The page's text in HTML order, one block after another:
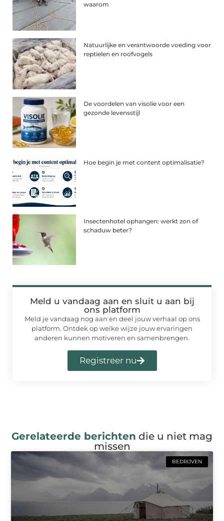
waarom
Natuurlijke en verantwoorde voeding voor
reptielen en roofvogels
De voordelen van visolie voor een
gezonde levensstijl
Hoe begin je met content optimalisatie?
Insectenhotel ophangen: werkt zon of
schaduw beter?
Meld u vandaag aan en sluit u aan bij
ons platform
Meld je vandaag nog aan en deel jouw verhaal op ons
platform. Ontdek op welke wijze jouw ervaringen
anderen kunnen motiveren en samenbrengen.
Registreer nu
Gerelateerde berichten die u niet mag
missen
BEDRIJVEN